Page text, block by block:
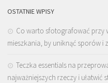
OSTATNIE WPISY
Co warto sfotografować przy
mieszkania, by uniknąć sporów i
Teczka essentials na
najważniejszych rzeczy i ułatwić